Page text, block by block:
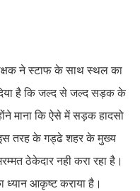
ने स्टाफ के साथ स्थल का
है कि जल्द से जल्द सड़क के
माना कि ऐसे में सड़क हादसो
तरह के गड्ढे शहर के मुख्य
ठेकेदार नही करा रहा है।
ध्यान आकृष्ट कराया है।